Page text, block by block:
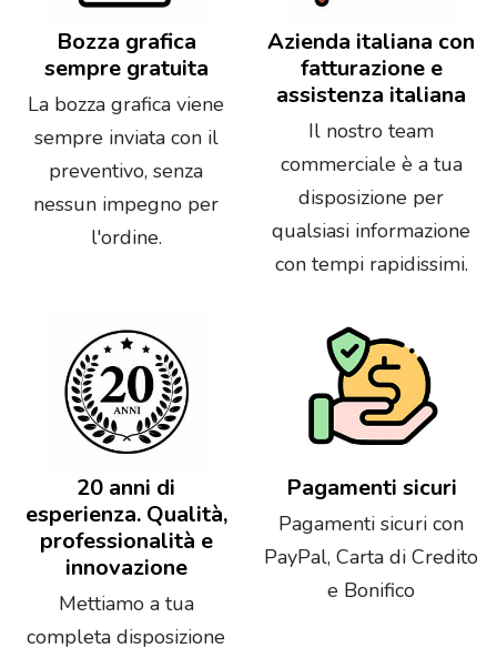
Bozza grafica
sempre gratuita
La bozza grafica viene
sempre inviata con il
preventivo, senza
nessun impegno per
l'ordine.
Azienda italiana con
fatturazione e
assistenza italiana
Il nostro team
commerciale è a tua
disposizione per
qualsiasi informazione
con tempi rapidissimi.
20 anni di
esperienza. Qualità,
professionalità e
innovazione
Mettiamo a tua
completa disposizione
Pagamenti sicuri
Pagamenti sicuri con
PayPal, Carta di Credito
e Bonifico